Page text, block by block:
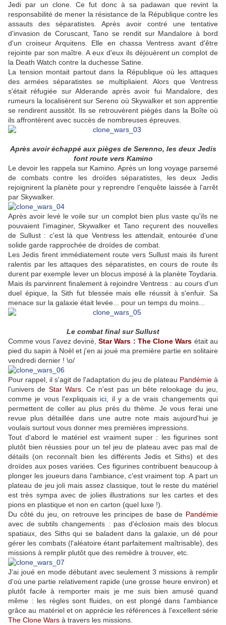
Jedi par un clone. Ce fut donc à sa padawan que revint la
responsabilité de mener la résistance de la République contre les
assauts des séparatistes. Après avoir contré une tentative
d'invasion de Coruscant, Tano se rendit sur Mandalore à bord
d'un croiseur Arquitens. Elle en chassa Ventress avant d'être
rejointe par son maître. A eux d'eux ils déjouèrent un complot de
la Death Watch contre la duchesse Satine.
La tension montait partout dans la République où les attaques
des armées séparatistes se multipliaient. Alors que Ventress
s'était réfugiée sur Alderande après avoir fui Mandalore, des
rumeurs la localisèrent sur Sereno où Skywalker et son apprentie
se rendirent aussitôt. Ils se retrouvèrent piégés dans la Boîte où
ils affrontèrent avec succès de nombreuses épreuves.
Après avoir échappé aux pièges de Serenno, les deux Jedis
font route vers Kamino
Le devoir les rappela sur Kamino. Après un long voyage parsemé
de combats contre les droïdes séparatistes, les deux Jedis
rejoignirent la planète pour y reprendre l'enquête laissée à l'arrêt
par Skywalker.
Après avoir levé le voile sur un complot bien plus vaste qu'ils ne
pouvaient l'imaginer, Skywalker et Tano reçurent des nouvelles
de Sullust : c'est là que Ventress les attendait, entourée d'une
solide garde rapprochée de droïdes de combat.
Les Jedis firent immédiatement route vers Sullust mais ils furent
ralentis par les attaques des séparatistes, en cours de route ils
durent par exemple lever un blocus imposé à la planète Toydaria.
Mais ils parvinrent finalement à rejoindre Ventress : au cours d'un
duel épique, la Sith fut blessée mais elle réussit à s'enfuir. Sa
menace sur la galaxie était levée... pour un temps du moins...
Le combat final sur Sullust
Comme vous l'avez deviné,Star Wars : The Clone Wars était au
pied du sapin à Noël et j'en ai joué ma première partie en solitaire
vendredi dernier ! \o/
Pour rappel, il s'agit de l'adaptation du jeu de plateau Pandémie à
l'univers de Star Wars. Ce n'est pas un bête relookage du jeu,
comme je vous l'expliquais ici , il y a de vrais changements qui
permettent de coller au plus près du thème. Je vous ferai une
revue plus détaillée dans une autre note mais aujourd'hui je
voulais surtout vous donner mes premières impressions.
Tout d'abord le matériel est vraiment super : les figurines sont
plutôt bien réussies pour un tel jeu de plateau avec pas mal de
détails (on reconnaît bien les différents Jedis et Siths) et des
droïdes aux poses variées. Ces figurines contribuent beaucoup à
plonger les joueurs dans l'ambiance, c'est vraiment top. A part un
plateau de jeu joli mais assez classique, tout le reste du matériel
est très sympa avec de jolies illustrations sur les cartes et des
pions en plastique et non en carton (quel luxe !).
Du côté du jeu, on retrouve les principes de base de Pandémie
avec de subtils changements : pas d'éclosion mais des blocus
spatiaux, des Siths qui se baladent dans la galaxie, un dé pour
gérer les combats (l'aléatoire étant parfaitement maîtrisable), des
missions à remplir plutôt que des remèdre à trouver, etc.
J'ai joué en mode débutant avec seulement 3 missions à remplir
d'où une partie relativement rapide (une grosse heure environ) et
plutôt facile à remporter mais je me suis bien amusé quand
même : les règles sont fluides, on est plongé dans l'ambiance
grâce au matériel et on apprécie les références à l'excellent série
The Clone Wars à travers les missions.